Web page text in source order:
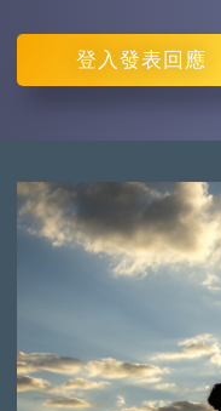
登入 發表回應